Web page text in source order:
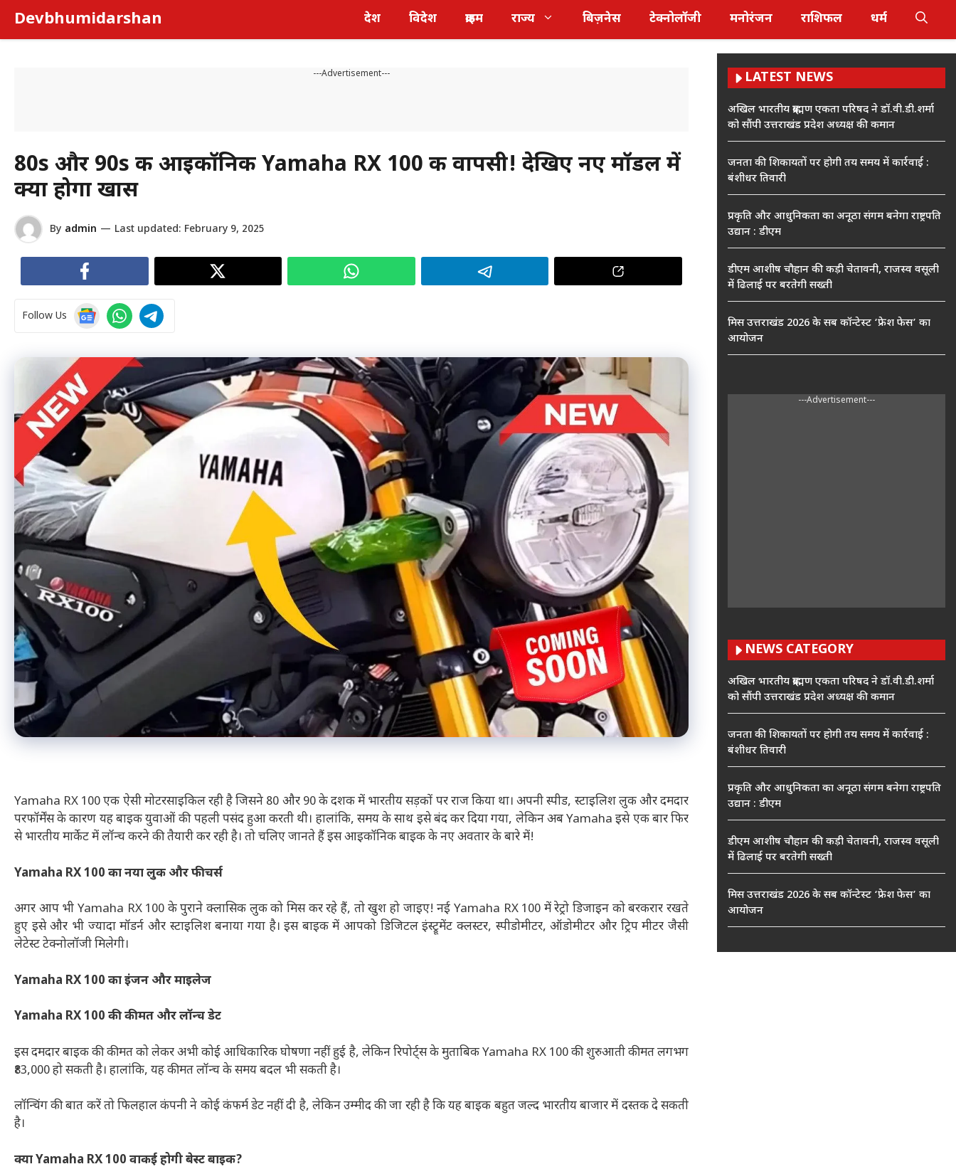
content
Devbhumidarshan देश विदेश क्राइम राज्य बिज़नेस टेक्नोलॉजी मनोरंजन राशिफल धर्म
---Advertisement---
80s और 90s की आइकॉनिक Yamaha RX 100 की वापसी! देखिए नए मॉडल में
क्या होगा खास
By admin — Last updated: February 9, 2025
Follow Us
Yamaha RX 100 एक ऐसी मोटरसाइकिल रही है जिसने 80 और 90 के दशक में भारतीय सड़कों पर राज किया था। अपनी स्पीड, स्टाइलिश लुक और दमदार
परफॉर्मेंस के कारण यह बाइक युवाओं की पहली पसंद हुआ करती थी। हालांकि, समय के साथ इसे बंद कर दिया गया, लेकिन अब Yamaha इसे एक बार फिर
से भारतीय मार्केट में लॉन्च करने की तैयारी कर रही है। तो चलिए जानते हैं इस आइकॉनिक बाइक के नए अवतार के बारे में!
Yamaha RX 100 का नया लुक और फीचर्स
अगर आप भी Yamaha RX 100 के पुराने क्लासिक लुक को मिस कर रहे हैं, तो खुश हो जाइए! नई Yamaha RX 100 में रेट्रो डिजाइन को बरकरार रखते
हुए इसे और भी ज्यादा मॉडर्न और स्टाइलिश बनाया गया है। इस बाइक में आपको डिजिटल इंस्ट्रूमेंट क्लस्टर, स्पीडोमीटर, ऑडोमीटर और ट्रिप मीटर जैसी
लेटेस्ट टेक्नोलॉजी मिलेगी।
Yamaha RX 100 का इंजन और माइलेज
Yamaha RX 100 की कीमत और लॉन्च डेट
इस दमदार बाइक की कीमत को लेकर अभी कोई आधिकारिक घोषणा नहीं हुई है, लेकिन रिपोर्ट्स के मुताबिक Yamaha RX 100 की शुरुआती कीमत लगभग
₹83,000 हो सकती है। हालांकि, यह कीमत लॉन्च के समय बदल भी सकती है।
लॉन्चिंग की बात करें तो फिलहाल कंपनी ने कोई कंफर्म डेट नहीं दी है, लेकिन उम्मीद की जा रही है कि यह बाइक बहुत जल्द भारतीय बाजार में दस्तक दे सकती
है।
क्या Yamaha RX 100 वाकई होगी बेस्ट बाइक?
LATEST NEWS
अखिल भारतीय ब्राह्मण एकता परिषद ने डॉ.वी.डी.शर्मा
को सौंपी उत्तराखंड प्रदेश अध्यक्ष की कमान
जनता की शिकायतों पर होगी तय समय में कार्रवाई :
बंशीधर तिवारी
प्रकृति और आधुनिकता का अनूठा संगम बनेगा राष्ट्रपति
उद्यान : डीएम
डीएम आशीष चौहान की कड़ी चेतावनी, राजस्व वसूली
में ढिलाई पर बरतेगी सख्ती
मिस उत्तराखंड 2026 के सब कॉन्टेस्ट ‘फ्रेश फेस’ का
आयोजन
---Advertisement---
NEWS CATEGORY
अखिल भारतीय ब्राह्मण एकता परिषद ने डॉ.वी.डी.शर्मा
को सौंपी उत्तराखंड प्रदेश अध्यक्ष की कमान
जनता की शिकायतों पर होगी तय समय में कार्रवाई :
बंशीधर तिवारी
प्रकृति और आधुनिकता का अनूठा संगम बनेगा राष्ट्रपति
उद्यान : डीएम
डीएम आशीष चौहान की कड़ी चेतावनी, राजस्व वसूली
में ढिलाई पर बरतेगी सख्ती
मिस उत्तराखंड 2026 के सब कॉन्टेस्ट ‘फ्रेश फेस’ का
आयोजन